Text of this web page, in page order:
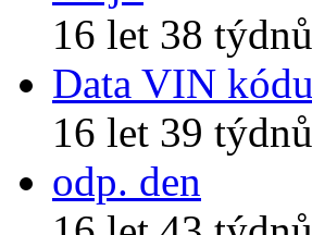
16 let 38
Data VIN kódu
16 let 39
odp. den